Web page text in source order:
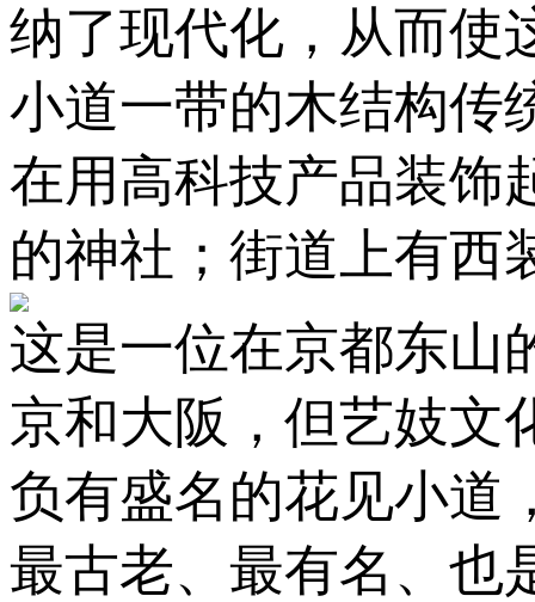
纳了现代化，从而使
小道一带的木结构传
在用高科技产品装饰
的神社；街道上有
这是一位在京都东山
京和大阪，但艺妓文
负有盛名的花见小道
最古老、最有名、也